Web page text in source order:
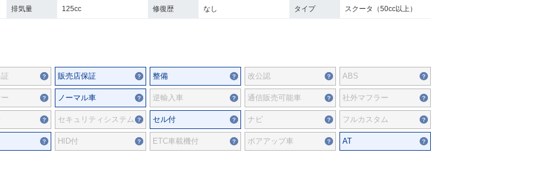
排気量 125cc 修復歴 なし タイプ スクータ（50cc以上）
販売店保証 整備 改公認 ABS
ノーマル車 逆輸入車 通信販売可能車 社外マフラー
セキュリティシステム セル付 ナビ フルカスタム
HID付 ETC車載機付 ボアアップ車 AT